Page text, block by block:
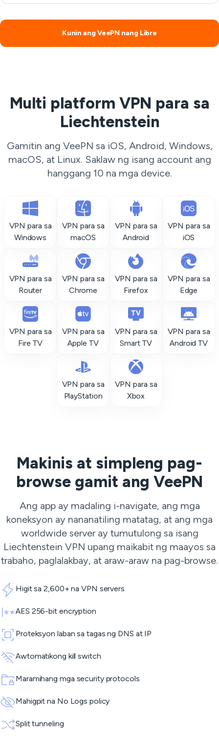
Kunin ang VeePN nang Libre
Multi platform VPN para sa
Liechtenstein
Gamitin ang VeePN sa iOS, Android, Windows,
macOS, at Linux. Saklaw ng isang account ang
hanggang 10 na mga device.
VPN para sa
Windows
VPN para sa
macOS
VPN para sa
Android
VPN para sa
iOS
VPN para sa
Router
VPN para sa
Chrome
VPN para sa
Firefox
VPN para sa
Edge
VPN para sa
Fire TV
VPN para sa
Apple TV
VPN para sa
Smart TV
VPN para sa
Android TV
VPN para sa
PlayStation
VPN para sa
Xbox
Makinis at simpleng pag-
browse gamit ang VeePN
Ang app ay madaling i-navigate, ang mga
koneksyon ay nananatiling matatag, at ang mga
worldwide server ay tumutulong sa isang
Liechtenstein VPN upang maikabit ng maayos sa
trabaho, paglalakbay, at araw-araw na pag-browse.
Higit sa 2,600+ na VPN servers
AES 256-bit encryption
Proteksyon laban sa tagas ng DNS at IP
Awtomatikong kill switch
Maramihang mga security protocols
Mahigpit na No Logs policy
Split tunneling